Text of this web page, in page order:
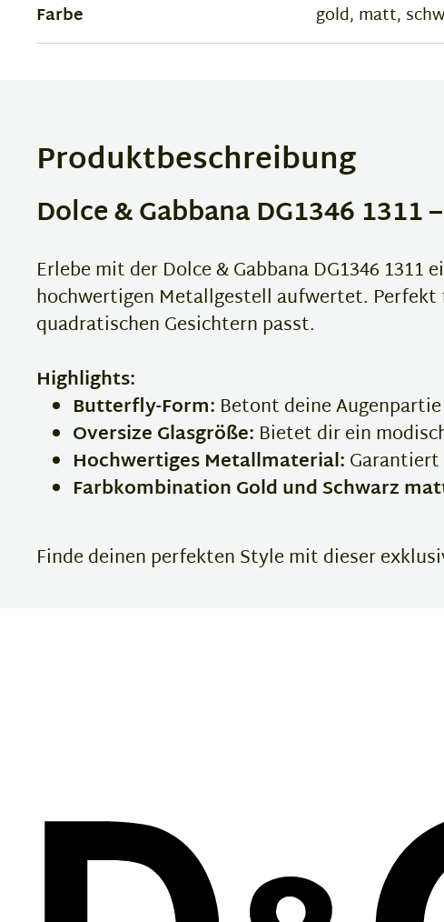
Farbe
gold, matt,
Produktbeschreibung
Dolce & Gabbana DG1346
Erlebe mit der Dolce & Gabbana DG1346
hochwertigen Metallgestell aufwertet.
quadratischen Gesichtern passt.
Highlights:
Butterfly-Form: Betont deine
Oversize Glasgröße: Bietet dir ein
Hochwertiges Metallmaterial:
Farbkombination Gold und Schwarz
Finde deinen perfekten Style mit dieser